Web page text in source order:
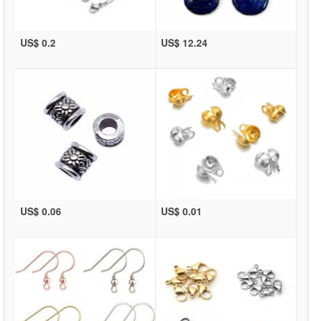
US$ 0.2 US$ 12.24
US$ 0.06 US$ 0.01